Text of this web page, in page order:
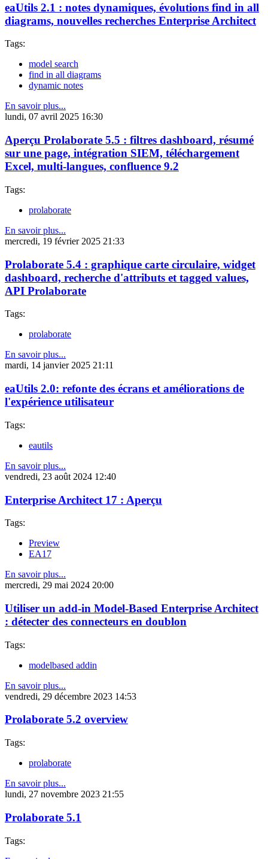
eaUtils 2.1 : notes dynamiques, évolutions find in all
diagrams, nouvelles recherches Enterprise Architect
Tags:
model search
find in all diagrams
dynamic notes
En savoir plus...
lundi, 07 avril 2025 16:30
Aperçu Prolaborate 5.5 : filtres dashboard, résumé
sur une page, intégration SIEM, téléchargement
Excel, multi-langues, confluence 9.2
Tags:
prolaborate
En savoir plus...
mercredi, 19 février 2025 21:33
Prolaborate 5.4 : graphique carte circulaire, widget
dashboard, recherche d'attributs et tagged values,
API Prolaborate
Tags:
prolaborate
En savoir plus...
mardi, 14 janvier 2025 21:11
eaUtils 2.0: refonte des écrans et améliorations de
l'expérience utilisateur
Tags:
eautils
En savoir plus...
vendredi, 23 août 2024 12:40
Enterprise Architect 17 : Aperçu
Tags:
Preview
EA17
En savoir plus...
mercredi, 29 mai 2024 20:00
Utiliser un add-in Model-Based Enterprise Architect
: détecter des connecteurs en doublon
Tags:
modelbased addin
En savoir plus...
vendredi, 29 décembre 2023 14:53
Prolaborate 5.2 overview
Tags:
prolaborate
En savoir plus...
lundi, 27 novembre 2023 21:55
Prolaborate 5.1
Tags: